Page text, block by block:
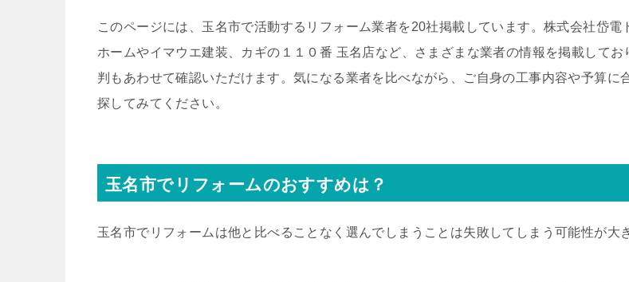
このページには、玉名市で活動するリフォーム業者を20社掲載しています。株式会社岱電
ホームやイマウエ建装、カギの１１０番 玉名店など、さまざまな業者の情報を掲載してお
判もあわせて確認いただけます。気になる業者を比べながら、ご自身の工事内容や予算に
探してみてください。
玉名市でリフォームのおすすめは？
玉名市でリフォームは他と比べることなく選んでしまうことは失敗してしまう可能性が大